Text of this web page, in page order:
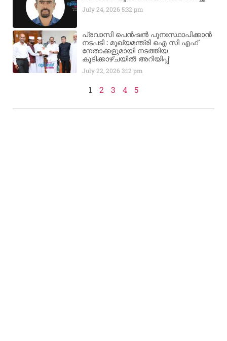
July 24, 20265:32 pm
പ്രവാസി പെൻഷൻ പുനഃസ്ഥാപിക്കാൻ
നടപടി : മുഖ്യമന്ത്രി ഐ സി എഫ്
നേതാക്കളുമായി നടത്തിയ
കൂടിക്കാഴ്ചയിൽ അറിയിപ്പ്
July 22, 20263:12 pm
1 2 3 4 5